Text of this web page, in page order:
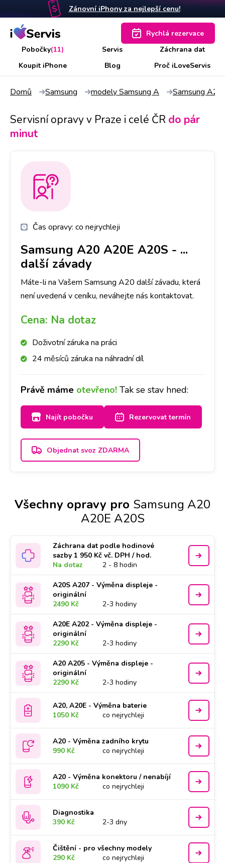
Zánovní iPhony za nejlepší cenu!
Pobočky(11) Servis
Záchrana dat
Koupit iPhone
Blog Proč iLoveServis
Rychlá rezervace
Domů Samsung modely Samsung A Samsung
Servisní opravy v Praze i celé ČR do pár
minut
Čas opravy: co nejrychleji
Samsung A20 A20E A20S - ...
další závady
Máte-li na Vašem Samsung A20 další závadu, která
není uvedená v ceníku, neváhejte nás kontaktovat.
Cena: Na dotaz
Doživotní záruka na práci
24 měsíců záruka na náhradní díl
Právě máme otevřeno! Tak se stav hned:
Najít pobočku Rezervovat termín
Objednat svoz ZDARMA
Všechny opravy pro Samsung A20
A20E A20S
Záchrana dat podle hodinové
sazby 1 950 Kč vč. DPH / hod.
Na dotaz
2 - 8 hodin
A20S A207 - Výměna displeje -
originální
2490 Kč
2-3 hodiny
A20E A202 - Výměna displeje -
originální
2290 Kč
2-3 hodiny
A20 A205 - Výměna displeje -
originální
2290 Kč
2-3 hodiny
A20, A20E - Výměna baterie
1050 Kč
co nejrychleji
A20 - Výměna zadního krytu
990 Kč
co nejrychleji
A20 - Výměna konektoru / nenabíjí
1090 Kč
co nejrychleji
Diagnostika
390 Kč
2-3 dny
Čištění - pro všechny modely
290 Kč
co nejrychleji